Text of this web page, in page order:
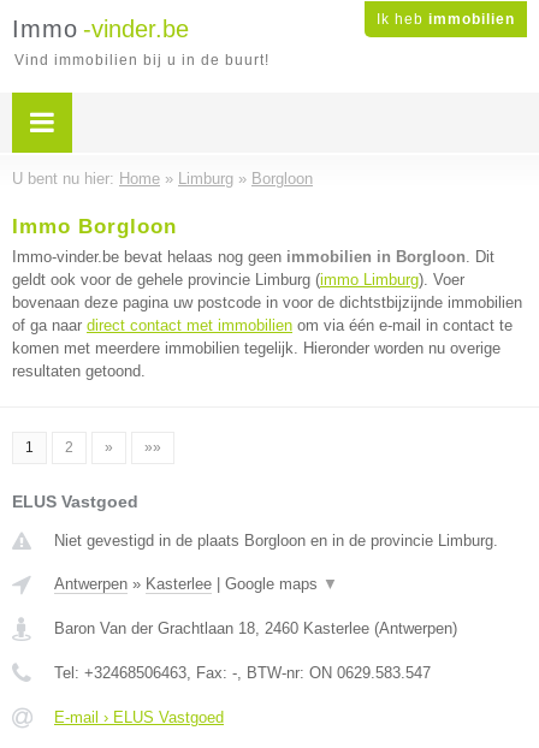
Ik heb immobilien
Immo -vinder.be
Vind immobilien bij u in de buurt!
U bent nu hier: Home » Limburg » Borgloon
Immo Borgloon
Immo-vinder.be bevat helaas nog geen immobilien in Borgloon. Dit
geldt ook voor de gehele provincie Limburg (immo Limburg). Voer
bovenaan deze pagina uw postcode in voor de dichtstbijzijnde immobilien
of ga naar direct contact met immobilien om via één e-mail in contact te
komen met meerdere immobilien tegelijk. Hieronder worden nu overige
resultaten getoond.
1 2 » »»
ELUS Vastgoed
Niet gevestigd in de plaats Borgloon en in de provincie Limburg.
Antwerpen » Kasterlee Google maps ▼
Baron Van der Grachtlaan 18, 2460 Kasterlee (Antwerpen)
Tel: +32468506463, Fax: -, BTW-nr: ON 0629.583.547
E-mail › ELUS Vastgoed